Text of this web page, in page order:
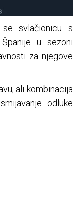
se svlačionicu s
u sezoni
za njegove
ali kombinacija
odluke